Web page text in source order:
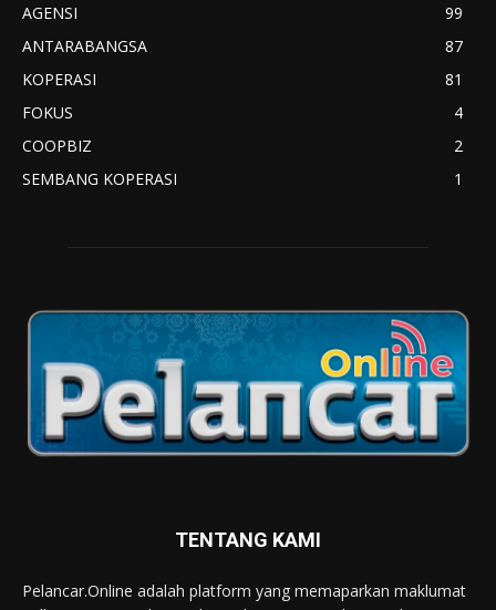
AGENSI
99
ANTARABANGSA
87
KOPERASI
81
FOKUS
4
COOPBIZ
2
SEMBANG KOPERASI
1
TENTANG KAMI
Pelancar.Online adalah platform yang memaparkan maklumat